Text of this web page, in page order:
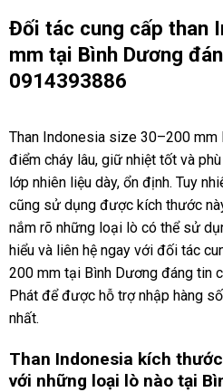
Đối tác cung cấp than
mm tại Bình Dương
0914393886
Than Indonesia size 30–200 mm
điểm cháy lâu, giữ nhiệt tốt và
lớp nhiên liệu dày, ổn định. Tuy
cũng sử dụng được kích thước
nắm rõ những loại lò có thể sử
hiểu và liên hệ ngay với đối tác
200 mm tại Bình Dương đáng tin
Phát để được hỗ trợ nhập hàng
nhất.
Than Indonesia kích
với những loại lò nào tại